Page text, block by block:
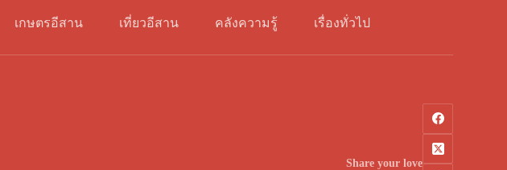
เกษตรอีสาน เที่ยวอีสาน คลังความรู้ เรื่องทั่วไป
Share your love